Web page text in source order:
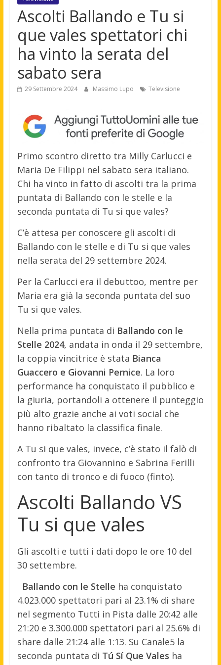
Ascolti Ballando e Tu si
que vales spettatori chi
ha vinto la serata del
sabato sera
29 Settembre 2024 Massimo Lupo Televisione
Primo scontro diretto tra Milly Carlucci e
Maria De Filippi nel sabato sera italiano.
Chi ha vinto in fatto di ascolti tra la prima
puntata di Ballando con le stelle e la
seconda puntata di Tu si que vales?
C’è attesa per conoscere gli ascolti di
Ballando con le stelle e di Tu si que vales
nella serata del 29 settembre 2024.
Per la Carlucci era il debuttoo, mentre per
Maria era già la seconda puntata del suo
Tu si que vales.
Nella prima puntata di Ballando con le
Stelle 2024, andata in onda il 29 settembre,
la coppia vincitrice è stata Bianca
Guaccero e Giovanni Pernice. La loro
performance ha conquistato il pubblico e
la giuria, portandoli a ottenere il punteggio
più alto grazie anche ai voti social che
hanno ribaltato la classifica finale.
A Tu si que vales, invece, c’è stato il falò di
confronto tra Giovannino e Sabrina Ferilli
con tanto di tronco e di fuoco (finto).
Ascolti Ballando VS
Tu si que vales
Gli ascolti e tutti i dati dopo le ore 10 del
30 settembre.
Ballando con le Stelle ha conquistato
4.023.000 spettatori pari al 23.1% di share
nel segmento Tutti in Pista dalle 20:42 alle
21:20 e 3.300.000 spettatori pari al 25.6% di
share dalle 21:24 alle 1:13. Su Canale5 la
seconda puntata di Tú Sí Que Vales ha